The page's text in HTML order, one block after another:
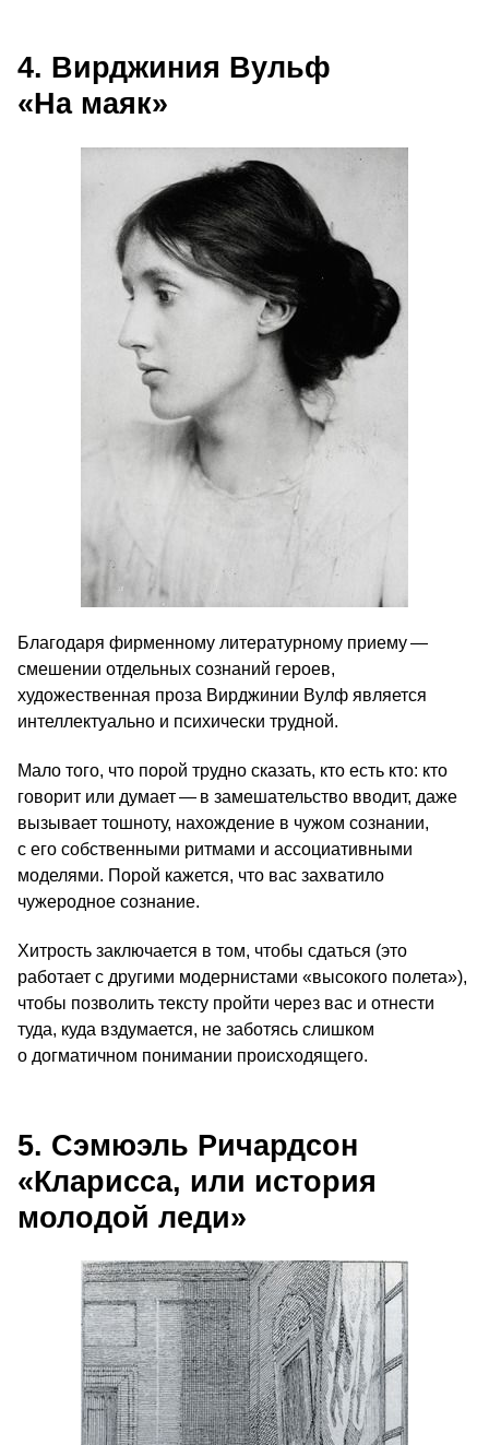
4. Вирджиния Вульф
«На маяк»
Благодаря фирменному литературному приему —
смешении отдельных сознаний героев,
художественная проза Вирджинии Вулф является
интеллектуально и психически трудной.
Мало того, что порой трудно сказать, кто есть кто: кто
говорит или думает — в замешательство вводит, даже
вызывает тошноту, нахождение в чужом сознании,
с его собственными ритмами и ассоциативными
моделями. Порой кажется, что вас захватило
чужеродное сознание.
Хитрость заключается в том, чтобы сдаться (это
работает с другими модернистами «высокого полета»),
чтобы позволить тексту пройти через вас и отнести
туда, куда вздумается, не заботясь слишком
о догматичном понимании происходящего.
5. Сэмюэль Ричардсон
«Кларисса, или история
молодой леди»